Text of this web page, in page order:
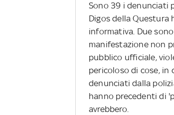
Sono 39 i denunciati
Digos della Questura
informativa. Due
manifestazione non
pubblico ufficiale,
pericoloso di cose, in
denunciati dalla
hanno precedenti di
avrebbero.